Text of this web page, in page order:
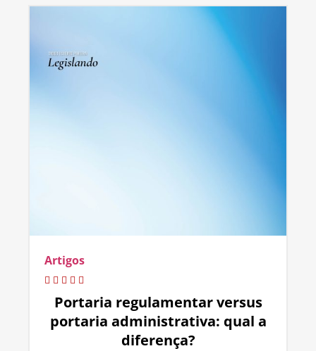
Artigos
Portaria regulamentar versus
portaria administrativa: qual a
diferença?